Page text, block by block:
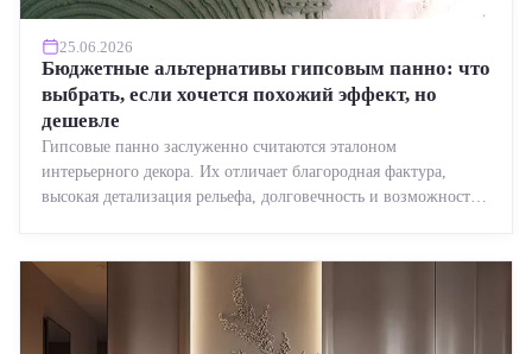
25.06.2026
Бюджетные альтернативы гипсовым панно: что
выбрать, если хочется похожий эффект, но
дешевле
Гипсовые панно заслуженно считаются эталоном
интерьерного декора. Их отличает благородная фактура,
высокая детализация рельефа, долговечность и возможность